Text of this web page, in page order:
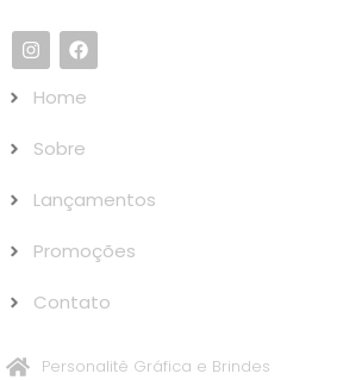
Home
Sobre
Lançamentos
Promoções
Contato
Personalitê Gráfica e Brindes